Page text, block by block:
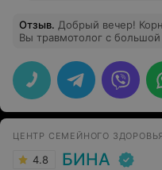
Отзыв. Добрый вечер!
Вы травмотолог с
боль в колено и убрать
классный, спасибо Вам
рекомендовать!
ЦЕНТР СЕМЕЙНОГО
4.8 БИНА